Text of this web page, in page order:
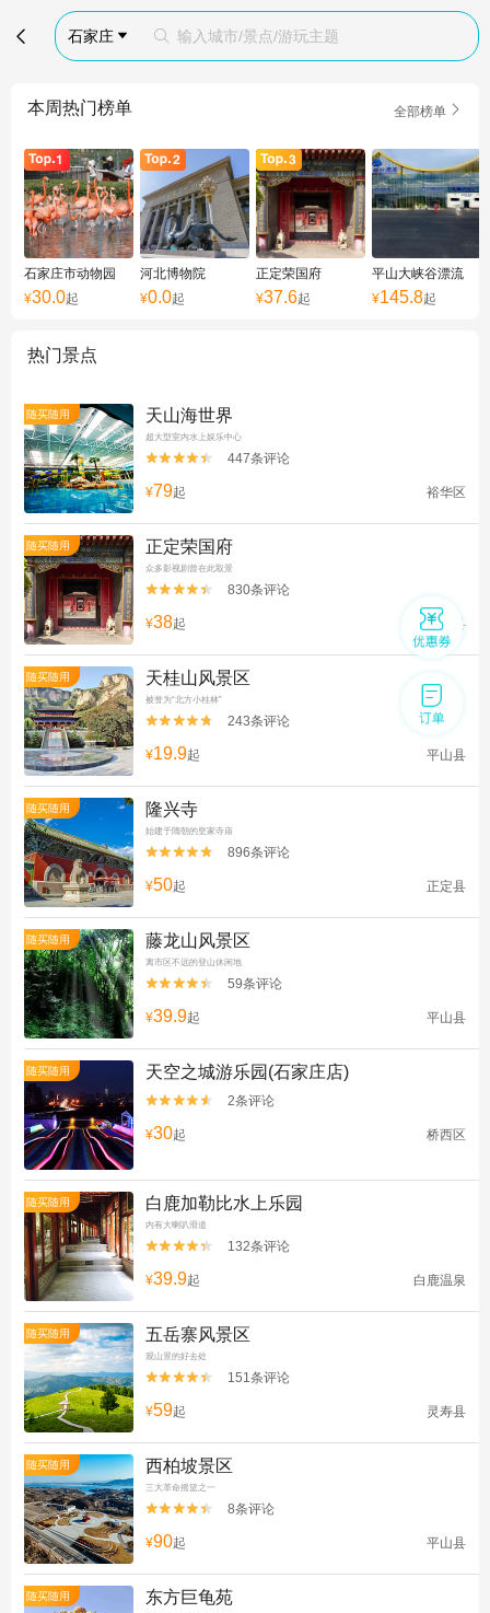
 石家庄   输入城市/景点/游玩主题
本周热门榜单 全部榜单 
石家庄市动物园
¥30.0起
河北博物院
¥0.0起
正定荣国府
¥37.6起
平山大峡谷漂流
¥145.8起
热门景点
随买随用 天山海世界
超大型室内水上娱乐中心

 447条评论
¥79起 裕华区
随买随用 正定荣国府
众多影视剧曾在此取景

 830条评论
¥38起 正定县
随买随用 天桂山风景区
被誉为“北方小桂林”

 243条评论
¥19.9起 平山县
随买随用 隆兴寺
始建于隋朝的皇家寺庙

 896条评论
¥50起 正定县
随买随用 藤龙山风景区
离市区不远的登山休闲地

 59条评论
¥39.9起 平山县
随买随用 天空之城游乐园(石家庄店)

 2条评论
¥30起 桥西区
随买随用 白鹿加勒比水上乐园
内有大喇叭滑道

 132条评论
¥39.9起 白鹿温泉
随买随用 五岳寨风景区
观山景的好去处

 151条评论
¥59起 灵寿县
随买随用 西柏坡景区
三大革命摇篮之一

 8条评论
¥90起 平山县
随买随用 东方巨龟苑